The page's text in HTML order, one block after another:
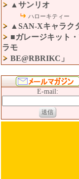
▲サンリオ
ハローキティー
▲SAN-Xキャラク
■ガレージキット
ラモ
BE@RBRIKC」
E-mail: